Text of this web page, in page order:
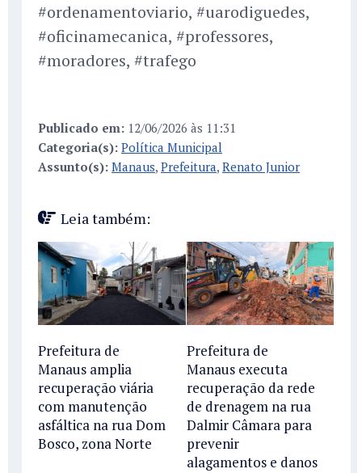
#ordenamentoviario, #uarodiguedes,
#oficinamecanica, #professores,
#moradores, #trafego
Publicado em: 12/06/2026 às 11:31
Categoria(s): Política Municipal
Assunto(s): Manaus, Prefeitura, Renato Junior
Leia também:
Prefeitura de
Manaus amplia
recuperação viária
com manutenção
asfáltica na rua Dom
Bosco, zona Norte
Prefeitura de
Manaus executa
recuperação da rede
de drenagem na rua
Dalmir Câmara para
prevenir
alagamentos e danos